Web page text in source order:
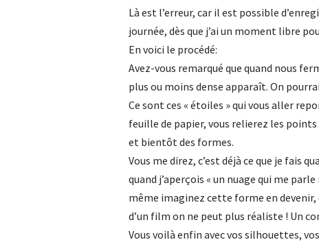
Là est l’erreur, car il est possible
journée, dès que j’ai un moment libre
En voici le procédé:
Avez-vous remarqué que quand nous
plus ou moins dense apparaît. On
Ce sont ces « étoiles » qui vous aller
feuille de papier, vous relierez les
et bientôt des formes.
Vous me direz, c’est déjà ce que je fais
quand j’aperçois « un nuage qui me
même imaginez cette forme en
d’un film on ne peut plus réaliste ! Un
Vous voilà enfin avec vos silhouettes,